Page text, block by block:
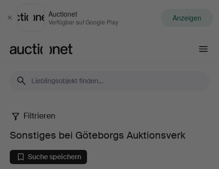
Schließen
Auctionet
Verfügbar auf Google Play Anzeigen
Sonstiges
bei
Filtrieren
Sonstiges bei Göteborgs Auktionsverk
Suche speichern